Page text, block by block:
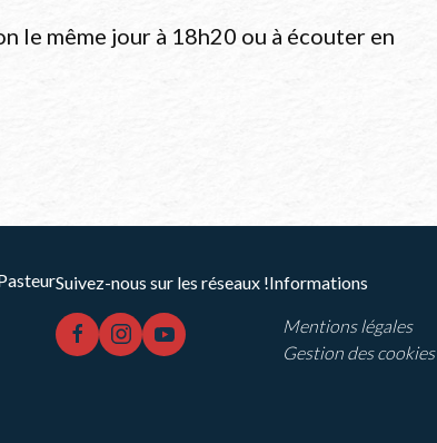
le même jour à 18h20 ou à écouter en
Suivez-nous sur les réseaux !
facebook
instagramyoutube
Informations
Mentions légales
Gestion des cookies